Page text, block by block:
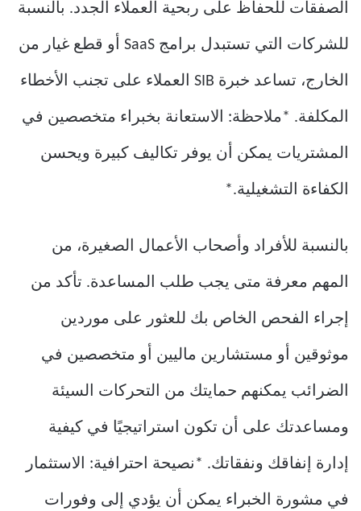
الصفقات للحفاظ على ربحية العملاء الجدد. بالنسبة
للشركات التي تستبدل برامج SaaS أو قطع غيار من
الخارج، تساعد خبرة SIB العملاء على تجنب الأخطاء
المكلفة. *ملاحظة: الاستعانة بخبراء متخصصين في
المشتريات يمكن أن يوفر تكاليف كبيرة ويحسن
الكفاءة التشغيلية.*
بالنسبة للأفراد وأصحاب الأعمال الصغيرة، من
المهم معرفة متى يجب طلب المساعدة. تأكد من
إجراء الفحص الخاص بك للعثور على موردين
موثوقين أو مستشارين ماليين أو متخصصين في
الضرائب يمكنهم حمايتك من التحركات السيئة
ومساعدتك على أن تكون استراتيجيًا في كيفية
إدارة إنفاقك ونفقاتك. *نصيحة احترافية: الاستثمار
في مشورة الخبراء يمكن أن يؤدي إلى وفورات